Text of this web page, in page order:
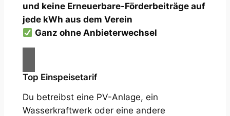
und keine Erneuerbare-Förderbeiträge auf
jede kWh aus dem Verein
Ganz ohne Anbieterwechsel
Top Einspeisetarif
Du betreibst eine PV-Anlage, ein
Wasserkraftwerk oder eine andere